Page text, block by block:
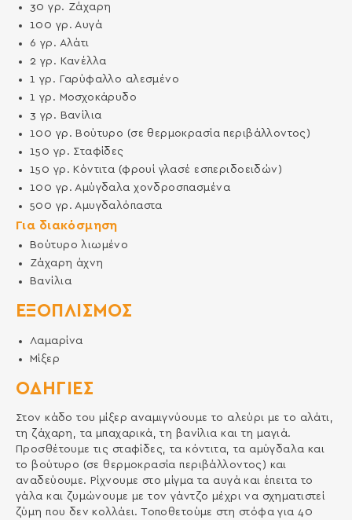
ΟΔΗΓΙΕΣ
Στον κάδο του μίξερ αναμιγνύουμε το αλεύρι με το αλάτι,
τη ζάχαρη, τα μπαχαρικά, τη βανίλια και τη μαγιά.
Προσθέτουμε τις σταφίδες, τα κόντιτα, τα αμύγδαλα και
το βούτυρο (σε θερμοκρασία περιβάλλοντος) και
αναδεύουμε. Ρίχνουμε στο μίγμα τα αυγά και έπειτα το
γάλα και ζυμώνουμε με τον γάντζο μέχρι να σχηματιστεί
ζύμη που δεν κολλάει. Τοποθετούμε στη στόφα για 40
30γρ. Ζάχαρη
100 γρ. Αυγά
6 γρ. Αλάτι
2 γρ. Κανέλλα
1 γρ. Γαρύφαλλο αλεσμένο
1 γρ. Μοσχοκάρυδο
3 γρ. Βανίλια
100 γρ.Βούτυρο (σε θερμοκρασία περιβάλλοντος)
150 γρ. Σταφίδες
150 γρ.Κόντιτα (φρουί γλασέ εσπεριδοειδών)
100 γρ. Αμύγδαλα χονδροσπασμένα
500 γρ. Αμυγδαλόπαστα
Για διακόσμηση
Βούτυρο λιωμένο
Ζάχαρη άχνη
Βανίλια
ΕΞΟΠΛΙΣΜΌΣ
Λαμαρίνα
Μίξερ